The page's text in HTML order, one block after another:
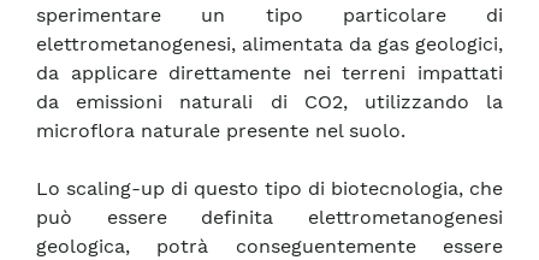
sperimentare un tipo particolare di
elettrometanogenesi, alimentata da gas geologici,
da applicare direttamente nei terreni impattati
da emissioni naturali di CO2, utilizzando la
microflora naturale presente nel suolo.
Lo scaling-up di questo tipo di biotecnologia, che
può essere definita elettrometanogenesi
geologica, potrà conseguentemente essere